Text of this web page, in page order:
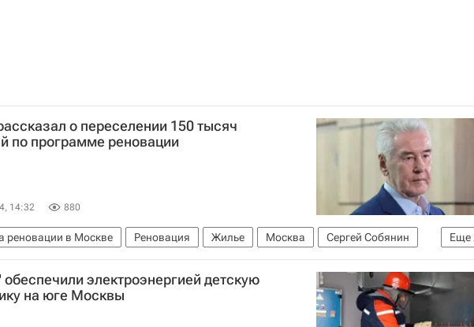
о переселении 150 тысяч
по программе реновации
14:32 880
Еще
реновации в Москве Реновация Жилье Москва
Сергей Собянин
реновации в Москве
Строительство
электроэнергией детскую
на юге Москвы